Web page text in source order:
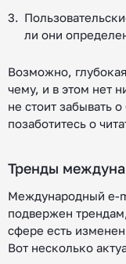
ли они
Возможно,
чему, и в этом нет
не стоит забывать
позаботитесь о
Тренды
Международный e-
подвержен
сфере есть
Вот несколько